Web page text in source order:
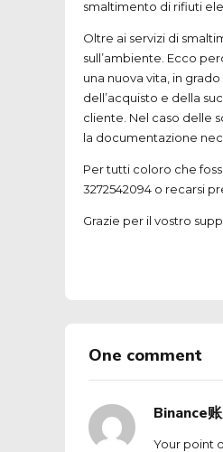
smaltimento di rifiuti
Oltre ai servizi di
sull’ambiente. Ecco
una nuova vita, in
dell’acquisto e della
cliente. Nel caso delle
la documentazione
Per tutti coloro che
3272542094 o recarsi
Grazie per il vostro
One comment
Binance
Your point